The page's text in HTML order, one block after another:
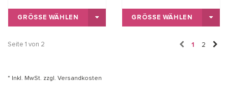
GRÖSSE WÄHLEN GRÖSSE WÄHLEN
Seite 1 von 2 1 2
* Inkl. MwSt. zzgl. Versandkosten